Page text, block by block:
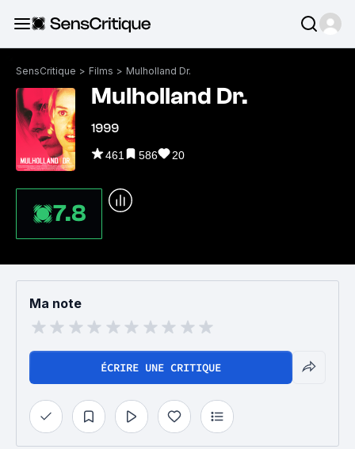
SensCritique > Films > Mulholland Dr.
Mulholland Dr.
1999
461 586 20
7.8
Ma note
ÉCRIRE UNE CRITIQUE